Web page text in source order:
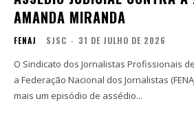
AMANDA MIRANDA
FENAJ SJSC - 31 DE JULHO DE 2026
O Sindicato dos Jornalistas Profissionais
a Federação Nacional dos Jornalistas
mais um episódio de assédio...